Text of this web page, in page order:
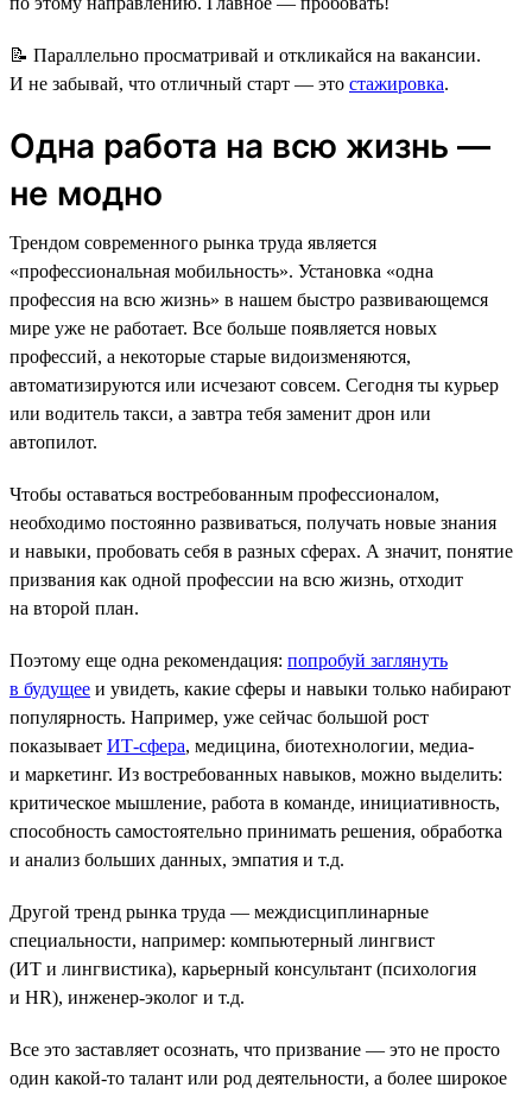
📝 Параллельно просматривай и откликайся на вакансии.
И не забывай, что отличный старт — это стажировка.
Одна работа на всю жизнь —
не модно
Трендом современного рынка труда является
«профессиональная мобильность». Установка «одна
профессия на всю жизнь» в нашем быстро развивающемся
мире уже не работает. Все больше появляется новых
профессий, а некоторые старые видоизменяются,
автоматизируются или исчезают совсем. Сегодня ты курьер
или водитель такси, а завтра тебя заменит дрон или
автопилот.
Чтобы оставаться востребованным профессионалом,
необходимо постоянно развиваться, получать новые знания
и навыки, пробовать себя в разных сферах. А значит, понятие
призвания как одной профессии на всю жизнь, отходит
на второй план.
Поэтому еще одна рекомендация: попробуй заглянуть
в будущее и увидеть, какие сферы и навыки только набирают
популярность. Например, уже сейчас большой рост
показывает ИТ-cфера, медицина, биотехнологии, медиа-
и маркетинг. Из востребованных навыков, можно выделить:
критическое мышление, работа в команде, инициативность,
способность самостоятельно принимать решения, обработка
и анализ больших данных, эмпатия и т.д.
Другой тренд рынка труда — междисциплинарные
специальности, например: компьютерный лингвист
(ИТ и лингвистика), карьерный консультант (психология
и HR), инженер-эколог и т.д.
Все это заставляет осознать, что призвание — это не просто
один какой-то талант или род деятельности, а более широкое